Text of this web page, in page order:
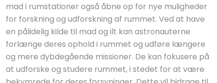
mad i rumstationer også åbne op for nye muligheder
for forskning og udforskning af rummet. Ved at have
en pålidelig kilde til mad og ilt kan astronauterne
forlænge deres ophold i rummet og udføre længere
og mere dybdegående missioner. De kan fokusere på
at udforske og studere rummet, i stedet for at være